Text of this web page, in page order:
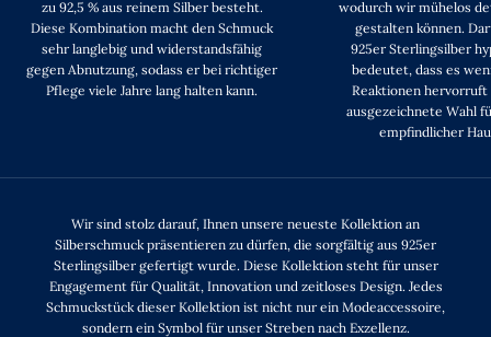
zu 92,5 % aus reinem Silber besteht.
Diese Kombination macht den Schmuck
sehr langlebig und widerstandsfähig
gegen Abnutzung, sodass er bei richtiger
Pflege viele Jahre lang halten kann.
wodurch wir mühelos
gestalten können.
925er Sterlingsilber
bedeutet, dass es
Reaktionen
ausgezeichnete Wahl
empfindlicher
Wir sind stolz darauf, Ihnen unsere neueste Kollektion an
Silberschmuck präsentieren zu dürfen, die sorgfältig aus 925er
Sterlingsilber gefertigt wurde. Diese Kollektion steht für unser
Engagement für Qualität, Innovation und zeitloses Design. Jedes
Schmuckstück dieser Kollektion ist nicht nur ein Modeaccessoire,
sondern ein Symbol für unser Streben nach Exzellenz.